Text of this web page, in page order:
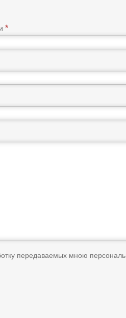
передаваемых мною